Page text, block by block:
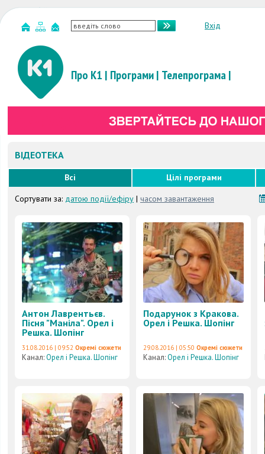
Вхід
Про К1 | Програми| Телепрограма|
ВІДЕОТЕКА
Всі
Цілі програми
Сортувати за: датою події/ефіру | часом завантаження
Антон Лаврентьєв.
Пісня "Маніла". Орел і
Решка. Шопінг
31.08.2016 | 09:52 Окремі сюжети
Канал:Орел і Решка. Шопінг
Подарунок з Кракова.
Орел і Решка. Шопінг
29.08.2016 | 05:50 Окремі сюжети
Канал:Орел і Решка. Шопінг